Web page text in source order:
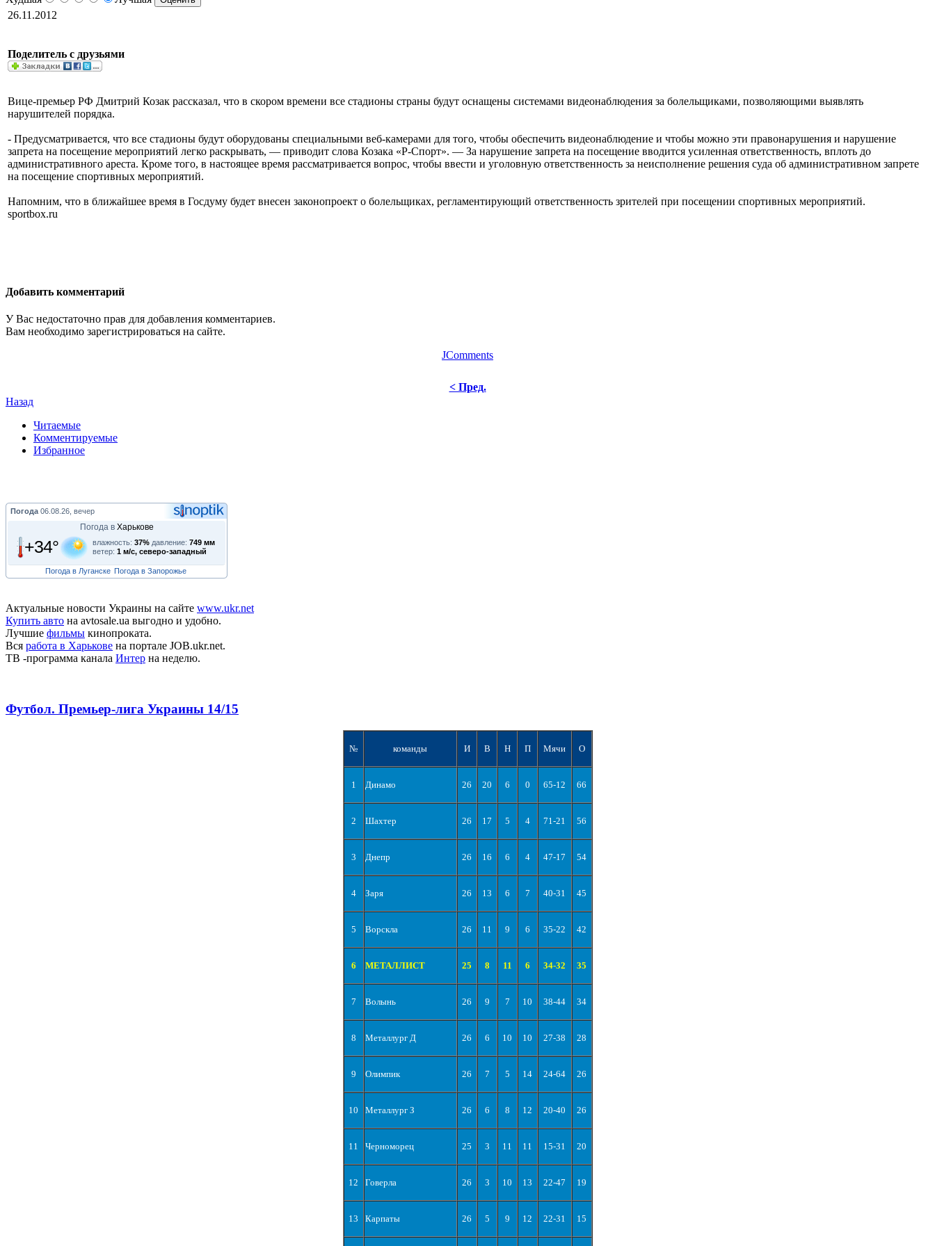
26.11.2012
Поделитель с друзьями
Вице-премьер РФ Дмитрий Козак рассказал, что в скором времени все стадионы страны будут оснащены системами видеонаблюдения за болельщиками, позволяющими выявлять
нарушителей порядка.
- Предусматривается, что все стадионы будут оборудованы специальными веб-камерами для того, чтобы обеспечить видеонаблюдение и чтобы можно эти правонарушения и нарушение
запрета на посещение мероприятий легко раскрывать, — приводит слова Козака «Р-Спорт». — За нарушение запрета на посещение вводится усиленная ответственность, вплоть до
административного ареста. Кроме того, в настоящее время рассматривается вопрос, чтобы ввести и уголовную ответственность за неисполнение решения суда об административном запрете
на посещение спортивных мероприятий.
Напомним, что в ближайшее время в Госдуму будет внесен законопроект о болельщиках, регламентирующий ответственность зрителей при посещении спортивных мероприятий.
sportbox.ru
Добавить комментарий
У Вас недостаточно прав для добавления комментариев.
Вам необходимо зарегистрироваться на сайте.
JComments
< Пред.
Назад
Читаемые
Комментируемые
Избранное
Погода 06.08.26, вечер
Погода в Харькове
+34° влажность: 37% давление: 749 мм
ветер: 1 м/с, северо-западный
Погода в Луганске Погода в Запорожье
Актуальные новости Украины на сайте www.ukr.net
Купить авто на avtosale.ua выгодно и удобно.
Лучшие фильмы кинопроката.
Вся работа в Харькове на портале JOB.ukr.net.
ТВ -программа канала Интер на неделю.
Футбол. Премьер-лига Украины 14/15
№ команды И В Н П Мячи О
1 Динамо 26 20 6 0 65-12 66
2 Шахтер 26 17 5 4 71-21 56
3 Днепр 26 16 6 4 47-17 54
4 Заря 26 13 6 7 40-31 45
5 Ворскла 26 11 9 6 35-22 42
6 МЕТАЛЛИСТ 25 8 11 6 34-32 35
7 Волынь 26 9 7 10 38-44 34
8 Металлург Д 26 6 10 10 27-38 28
9 Олимпик 26 7 5 14 24-64 26
10 Металлург З 26 6 8 12 20-40 26
11 Черноморец 25 3 11 11 15-31 20
12 Говерла 26 3 10 13 22-47 19
13 Карпаты 26 5 9 12 22-31 15